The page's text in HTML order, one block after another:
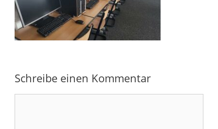
Schreibe einen Kommentar